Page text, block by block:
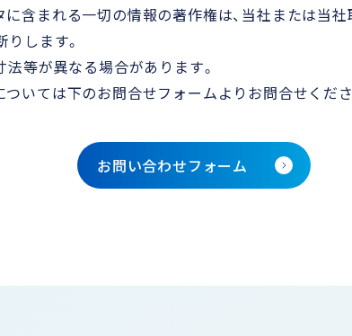
含まれる一切の情報の著作権は、当社または当
します。
法等が異なる場合があります。
いては下のお問合せフォームよりお問合せくださ
お問い合わせフォーム